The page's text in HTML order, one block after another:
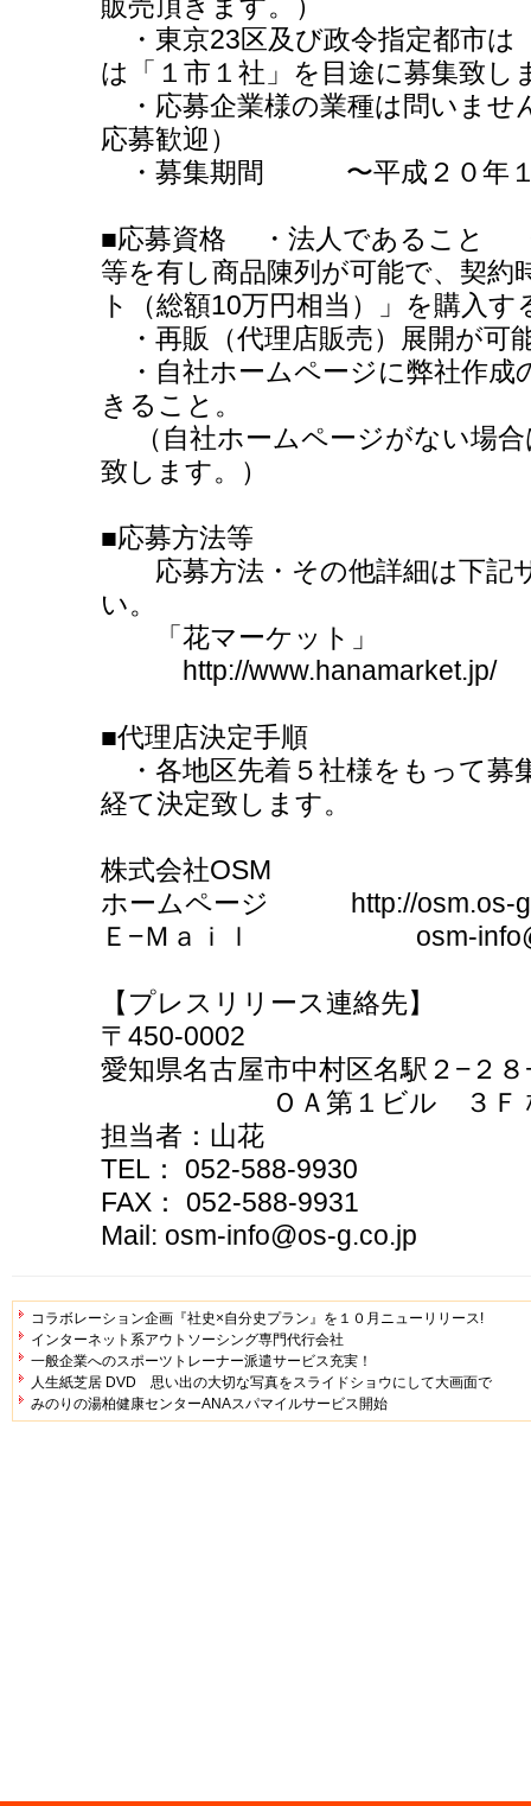
・東京23区及び政令指定都市は
は「１市１社」を目途に募集致し
・応募企業様の業種は問いませ
応募歓迎）
・募集期間 〜平成２０年１
■応募資格 ・法人であること
等を有し商品陳列が可能で、契
ト（総額10万円相当）」を購入す
・再販（代理店販売）展開が可
・自社ホームページに弊社作成
きること。
（自社ホームページがない場合
致します。）
■応募方法等
応募方法・その他詳細は下記
い。
「花マーケット」
http://www.hanamarket.jp/
■代理店決定手順
・各地区先着５社様をもって募
経て決定致します。
株式会社OSM
ホームページ http://osm.os-
Ｅ−Ｍａｉｌ osm-
【プレスリリース連絡先】
〒450-0002
愛知県名古屋市中村区名駅２−２
ＯＡ第１ビル ３Ｆ 株
担当者：山花
TEL： 052-588-9930
FAX： 052-588-9931
Mail: osm-info@os-g.co.jp
コラボレーション企画『社史×自分史プラン』を１０月ニューリリース!
インターネット系アウトソーシング専門代行会社
一般企業へのスポーツトレーナー派遣サービス充実！
人生紙芝居 DVD 思い出の大切な写真をスライドショウにして大画面で
みのりの湯柏健康センターANAスパマイルサービス開始